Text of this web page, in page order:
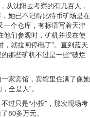
沈阳去考察的有几百人，
她已不记得比特币矿场是在
一个仓库，有标语写着天津
他们参观时，矿机并没在使
就拉闸停电了”。直到蓝天
那些矿机不过是一些“破烂
家宾馆，宾馆里住满了像她
全是人”。
只是“小投”，那次现场考
80多万元。